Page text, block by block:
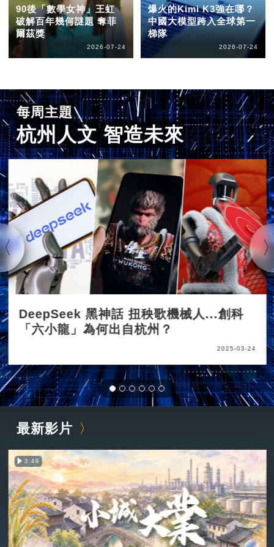
90後「數學女神」王虹
破解百年幾何謎題 奪菲
爾茲獎
2026-07-24
爆火的Kimi K3強在哪？
中國大模型跨入全球第一
梯隊
2026-07-24
每周主題
杭州人文 智造未來
DeepSeek 黑神話 扭秧歌機械人...創科
「六小龍」為何出自杭州？
2025-03-24
最新影片
3:49